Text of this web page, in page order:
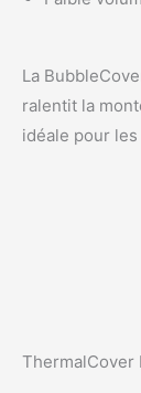
La
ralentit la
idéale pour
ThermalCover